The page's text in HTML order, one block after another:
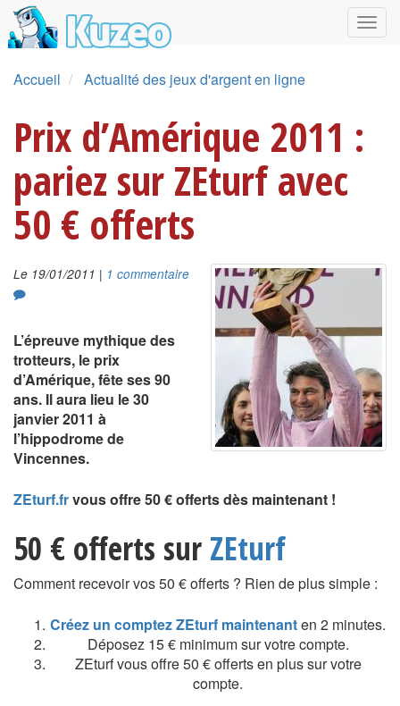
Accueil Actualité des jeux d'argent en ligne
Prix d’Amérique 2011 :
pariez sur ZEturf avec
50 € offerts
Le 19/01/2011 | 1 commentaire
L’épreuve mythique des
trotteurs, le prix
d’Amérique, fête ses 90
ans. Il aura lieu le 30
janvier 2011 à
l’hippodrome de
Vincennes.
ZEturf.frvous offre 50 € offerts dès maintenant !
50 € offerts sur ZEturf
Comment recevoir vos 50 € offerts ? Rien de plus simple :
Créez un comptez ZEturf maintenanten 2 minutes.
Déposez 15 € minimum sur votre compte.
ZEturf vous offre 50 € offerts en plus sur votre
compte.